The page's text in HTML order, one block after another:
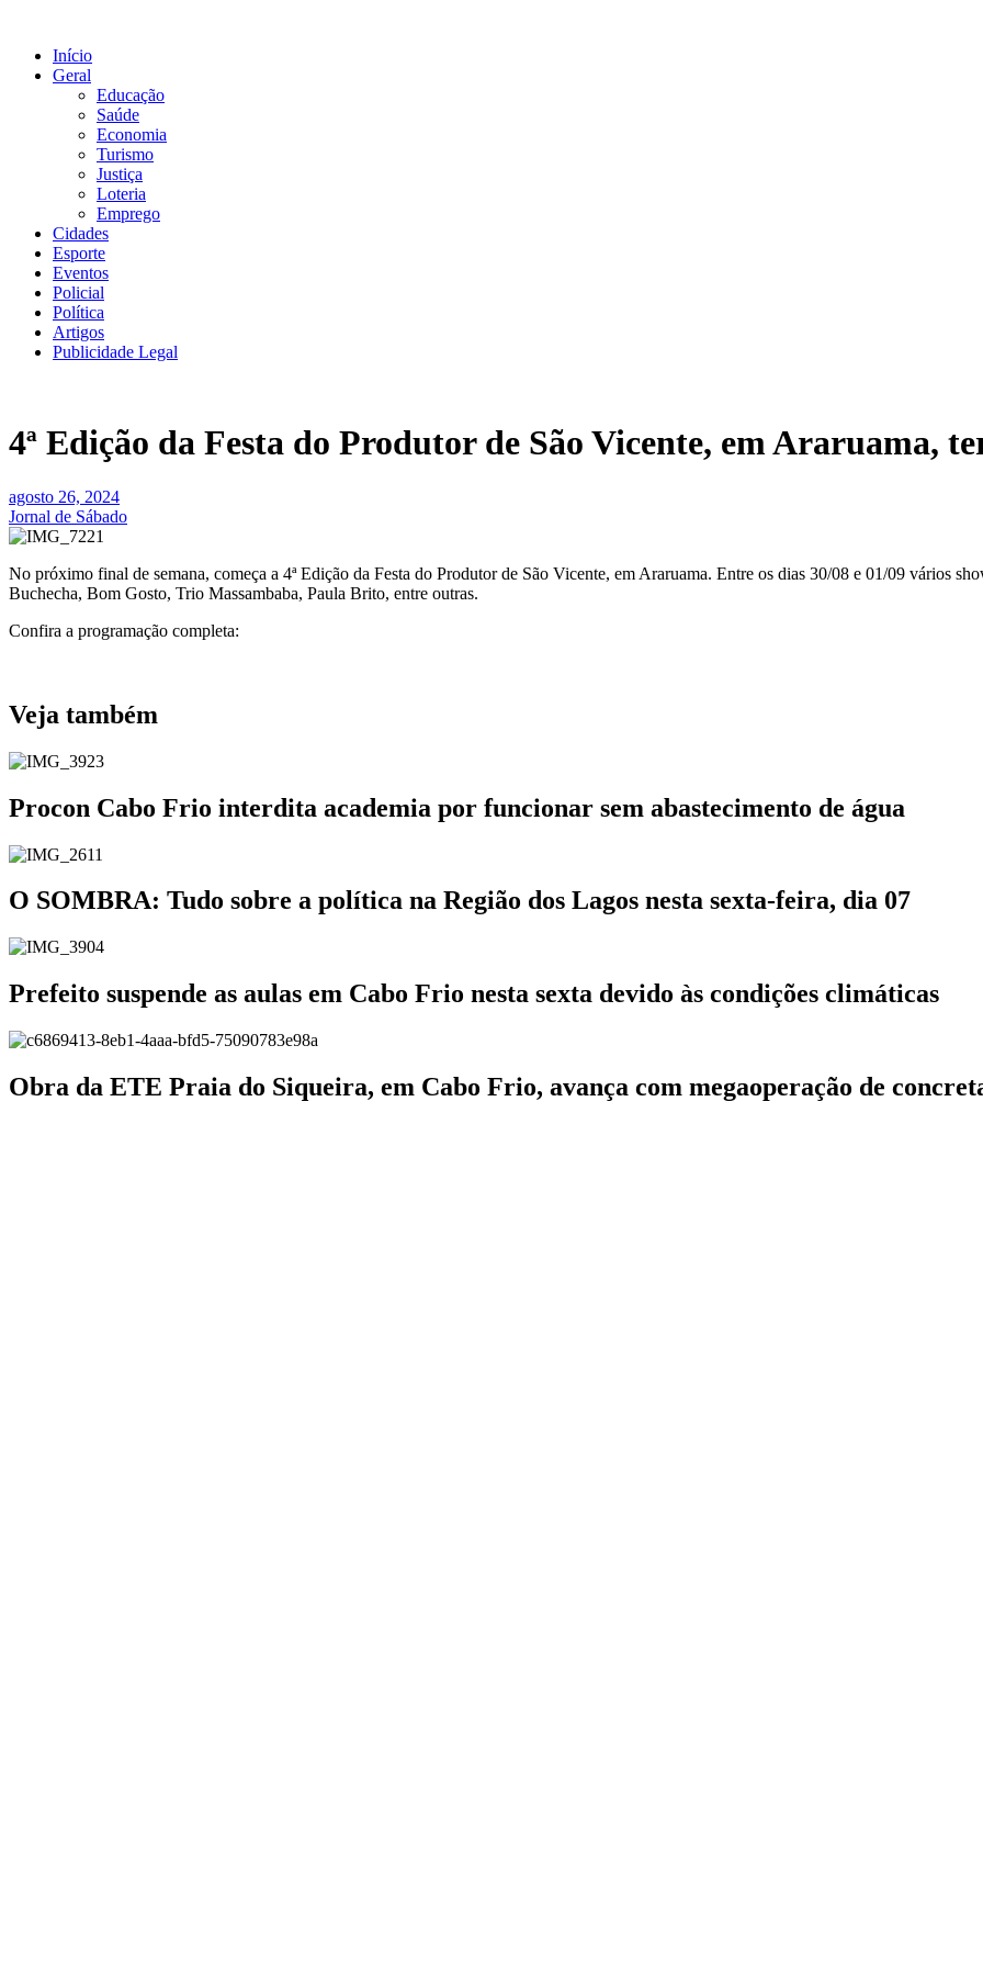
conteúdo
Início
Geral
Educação
Saúde
Economia
Turismo
Justiça
Loteria
Emprego
Cidades
Esporte
Eventos
Policial
Política
Artigos
Publicidade Legal
4ª Edição da Festa do Produtor de São Vicente, em Araruama,
agosto 26, 2024
Jornal de Sábado
No próximo final de semana, começa a 4ª Edição da Festa do Produtor de São Vicente, em Araruama. Entre os dias 30/08 e 01/09 vários
Buchecha, Bom Gosto, Trio Massambaba, Paula Brito, entre outras.
Confira a programação completa:
Veja também
Procon Cabo Frio interdita academia por funcionar sem abastecimento de água
O SOMBRA: Tudo sobre a política na Região dos Lagos nesta sexta-feira, dia 07
Prefeito suspende as aulas em Cabo Frio nesta sexta devido às condições climáticas
Obra da ETE Praia do Siqueira, em Cabo Frio, avança com megaoperação de